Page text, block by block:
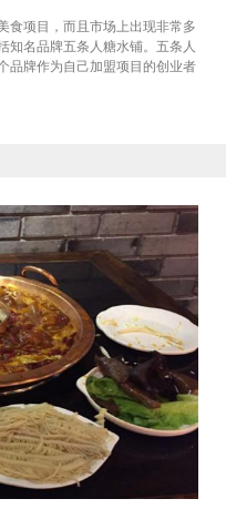
食项目，而且市场上出现非常多
知名品牌五条人糖水铺。五条人
品牌作为自己加盟项目的创业者
况，欢迎大家前来考察。五条